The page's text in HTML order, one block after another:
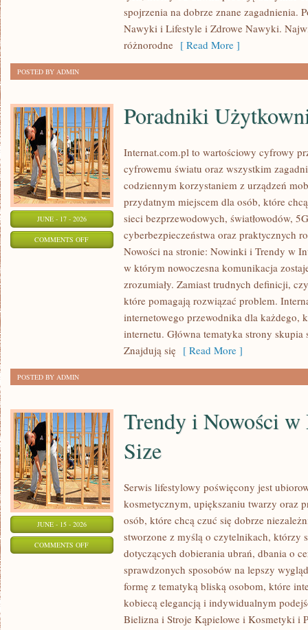
spojrzenia na dobrze znane zagadnienia.
Nawyki i Lifestyle i Zdrowe Nawyki.
różnorodne [ Read More ]
POSTED BY ADMIN
JUNE - 17 - 2026
COMMENTS OFFON
PORADNIKI
UŻYTKOWNIKA
Poradniki
Internat.com.pl to wartościowy cyfrowy
cyfrowemu światu oraz wszystkim
codziennym korzystaniem z urządzeń
przydatnym miejscem dla osób, które
sieci bezprzewodowych, światłowodów,
cyberbezpieczeństwa oraz praktycznych
Nowości na stronie: Nowinki i Trendy w
w którym nowoczesna komunikacja
zrozumiały. Zamiast trudnych definicji,
które pomagają rozwiązać problem.
internetowego przewodnika dla każdego,
internetu. Główna tematyka strony
Znajdują się [ Read More ]
POSTED BY ADMIN
JUNE - 15 - 2026
COMMENTS OFFON
Trendy i Nowości w
Size
Serwis lifestylowy poświęcony jest
kosmetycznym, upiększaniu twarzy oraz
osób, które chcą czuć się dobrze
stworzone z myślą o czytelnikach, którzy
dotyczących dobierania ubrań, dbania o
sprawdzonych sposobów na lepszy
formę z tematyką bliską osobom, które
kobiecą elegancją i indywidualnym
Bielizna i Stroje Kąpielowe i Kosmetyki i